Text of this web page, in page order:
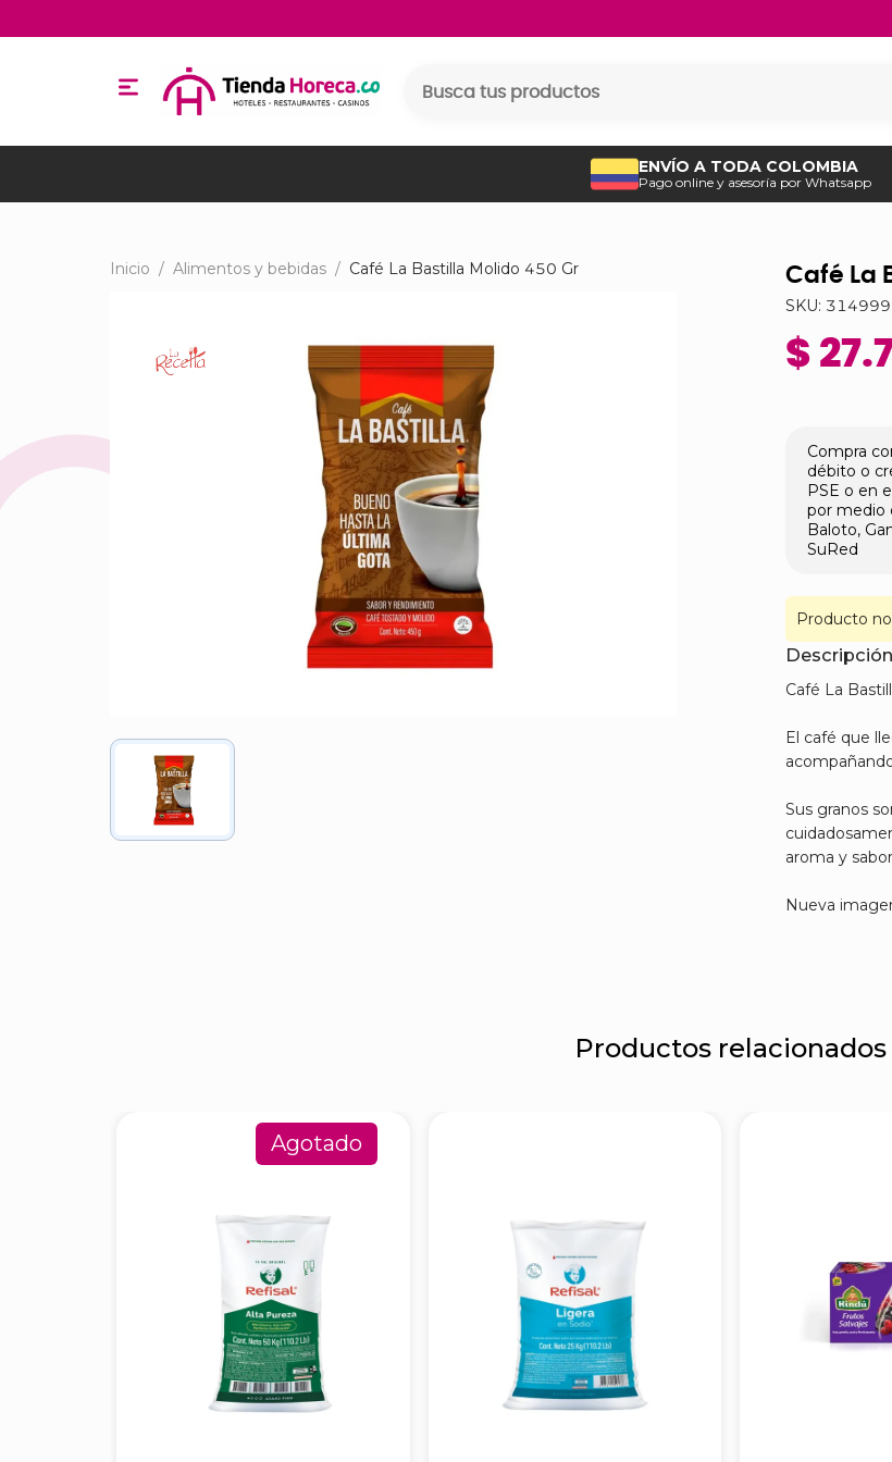
ENVÍO A TODA COLOMBIA
Pago online y asesoría por Whatsapp
Inicio / Alimentos y bebidas / Café La Bastilla Molido 450 Gr Café La
SKU:
$
Compra
débito o
PSE o en
por medio
Baloto,
SuRed
Producto
Café La
El café que
Sus granos
aroma y
Nueva
Productos relacionados
Agotado